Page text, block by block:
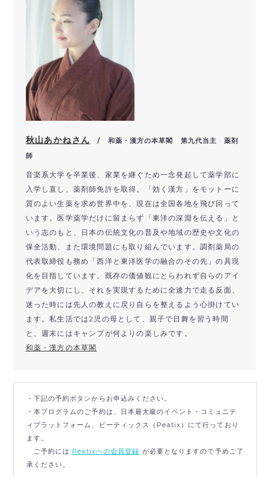
秋山あかねさん / 和薬・漢方の本草閣 第九代当主 薬剤
師
音楽系大学を卒業後、家業を継ぐため一念発起して薬学部に
入学し直し、薬剤師免許を取得。「効く漢方」をモットーに
質のよい生薬を求め世界中を、現在は全国各地を飛び回って
います。医学薬学だけに留まらず「東洋の深淵を伝える」と
いう志のもと、日本の伝統文化の普及や地域の歴史や文化の
保全活動、また環境問題にも取り組んでいます。調剤薬局の
代表取締役も務め「西洋と東洋医学の融合のその先」の具現
化を目指しています。既存の価値観にとらわれず自らのアイ
デアを大切にし、それを実現するために全速力で走る反面、
迷った時には先人の教えに戻り自らを整えるよう心掛けてい
ます。私生活では2児の母として、親子で日舞を習う時間
と、週末にはキャンプが何よりの楽しみです。
和薬・漢方の本草閣
・下記の予約ボタンからお申込みください。
・本プログラムのご予約は、日本最大級のイベント・コミュニテ
ィプラットフォーム、ピーティックス（Peatix）にて行っており
ます。
ご予約には Peatixへの会員登録 が必要となりますので予めご了
承ください。